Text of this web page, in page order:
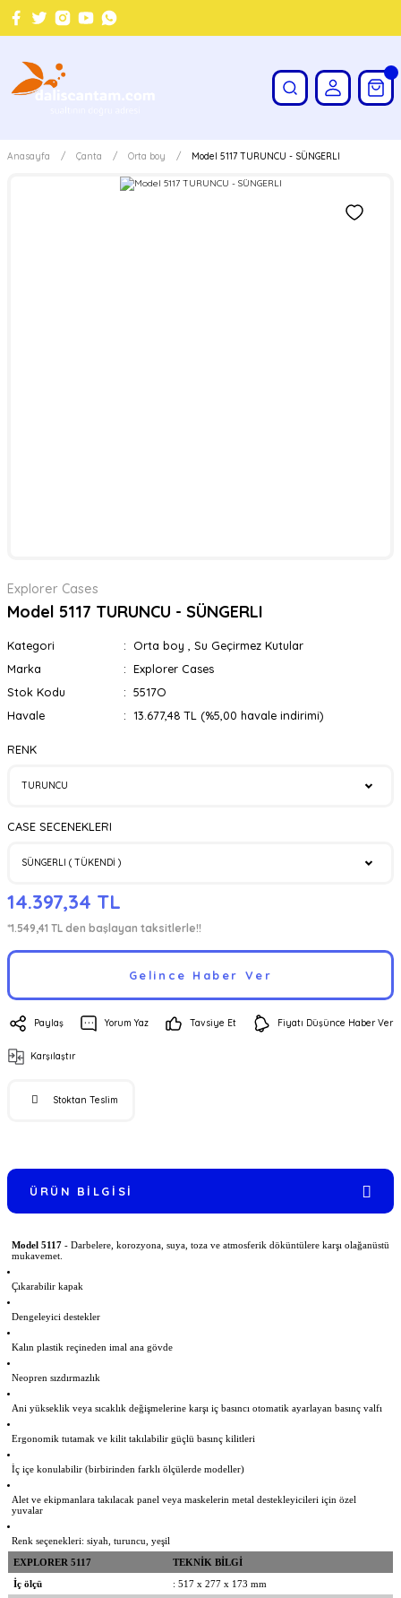
Anasayfa Çanta Orta boy Model 5117 TURUNCU - SÜNGERLI
Explorer Cases
Model 5117 TURUNCU - SÜNGERLI
Kategori Orta boy
Su Geçirmez Kutular
Marka
Explorer Cases
Stok Kodu
5517O
Havale
13.677,48 TL (%5,00 havale indirimi)
RENK
CASE SECENEKLERI
14.397,34 TL
*1.549,41 TL den başlayan taksitlerle!!
Gelince Haber Ver
Paylaş Yorum Yaz Tavsiye Et Fiyatı Düşünce Haber Ver
Karşılaştır
Stoktan Teslim
ÜRÜN BILGISI
Model 5117 - Darbelere, korozyona, suya, toza ve atmosferik döküntülere karşı olağanüstü
mukavemet.
Çıkarabilir kapak
Dengeleyici destekler
Kalın plastik reçineden imal ana gövde
Neopren sızdırmazlık
Ani yükseklik veya sıcaklık değişmelerine karşı iç basıncı otomatik ayarlayan basınç valfı
Ergonomik tutamak ve kilit takılabilir güçlü basınç kilitleri
İç içe konulabilir (birbirinden farklı ölçülerde modeller)
Alet ve ekipmanlara takılacak panel veya maskelerin metal destekleyicileri için özel
yuvalar
Renk seçenekleri: siyah, turuncu, yeşil
EXPLORER 5117
TEKNİK BİLGİ
İç ölçü
: 517 x 277 x 173 mm